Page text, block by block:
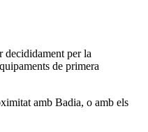
per la
de primera
amb Badia, o amb els